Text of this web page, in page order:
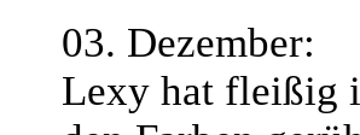
03. Dezember:
Lexy hat fleißig